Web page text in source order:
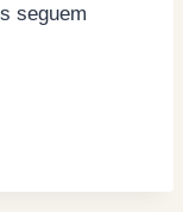
seguem